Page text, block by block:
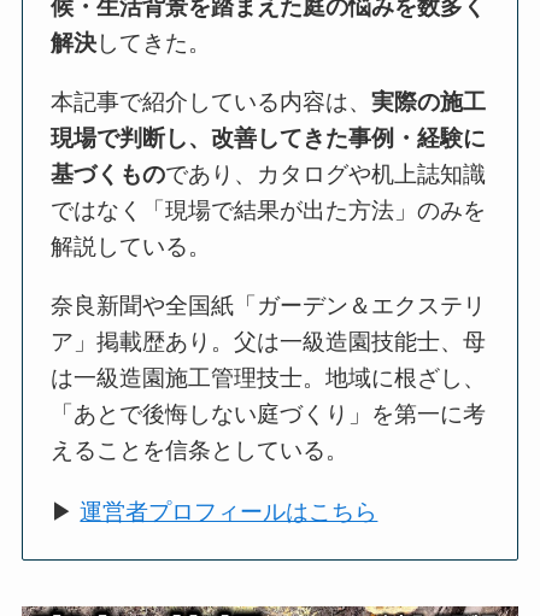
候・生活背景を踏まえた庭の悩みを数多く
解決してきた。
本記事で紹介している内容は、実際の施工
現場で判断し、改善してきた事例・経験に
基づくものであり、カタログや机上誌知識
ではなく「現場で結果が出た方法」のみを
解説している。
奈良新聞や全国紙「ガーデン＆エクステリ
ア」掲載歴あり。父は一級造園技能士、母
は一級造園施工管理技士。地域に根ざし、
「あとで後悔しない庭づくり」を第一に考
えることを信条としている。
▶運営者プロフィールはこちら